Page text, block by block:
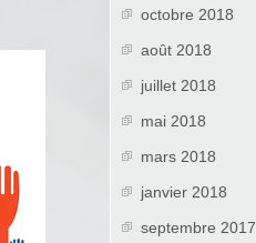
octobre 2018
août 2018
juillet 2018
mai 2018
mars 2018
janvier 2018
septembre 2017